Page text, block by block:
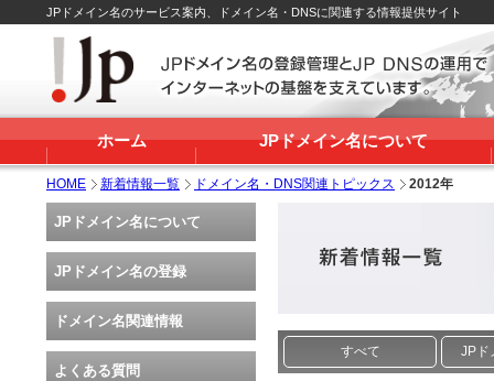
JPドメイン名のサービス案内、ドメイン名・DNSに関連する情報提供サイト
ホーム JPドメイン名について
HOME 新着情報一覧 ドメイン名・DNS関連トピックス 2012年
すべて JPド
JPドメイン名について
JPドメイン名の登録
ドメイン名関連情報
よくある質問